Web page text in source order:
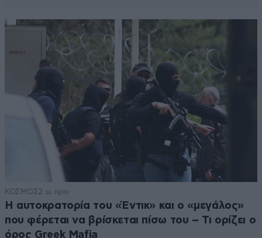
ΚΟΣΜΟΣ2 ω. πριν
Η αυτοκρατορία του «Έντικ» και ο «μεγάλος»
που φέρεται να βρίσκεται πίσω του – Τι ορίζει ο
όρος Greek Mafia